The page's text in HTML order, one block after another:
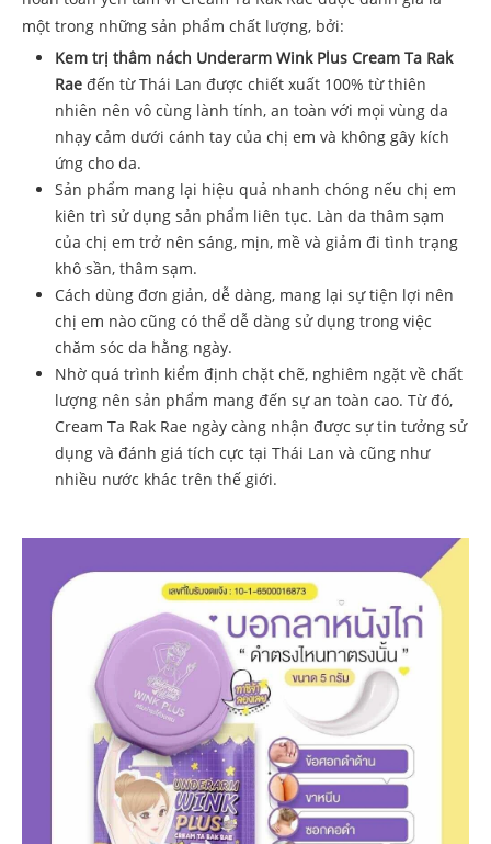
một trong những sản phẩm chất lượng, bởi:
Kem trị thâm nách Underarm Wink Plus Cream Ta Rak
Rae đến từ Thái Lan được chiết xuất 100% từ thiên
nhiên nên vô cùng lành tính, an toàn với mọi vùng da
nhạy cảm dưới cánh tay của chị em và không gây kích
ứng cho da.
Sản phẩm mang lại hiệu quả nhanh chóng nếu chị em
kiên trì sử dụng sản phẩm liên tục. Làn da thâm sạm
của chị em trở nên sáng, mịn, mề và giảm đi tình trạng
khô sần, thâm sạm.
Cách dùng đơn giản, dễ dàng, mang lại sự tiện lợi nên
chị em nào cũng có thể dễ dàng sử dụng trong việc
chăm sóc da hằng ngày.
Nhờ quá trình kiểm định chặt chẽ, nghiêm ngặt về chất
lượng nên sản phẩm mang đến sự an toàn cao. Từ đó,
Cream Ta Rak Rae ngày càng nhận được sự tin tưởng sử
dụng và đánh giá tích cực tại Thái Lan và cũng như
nhiều nước khác trên thế giới.